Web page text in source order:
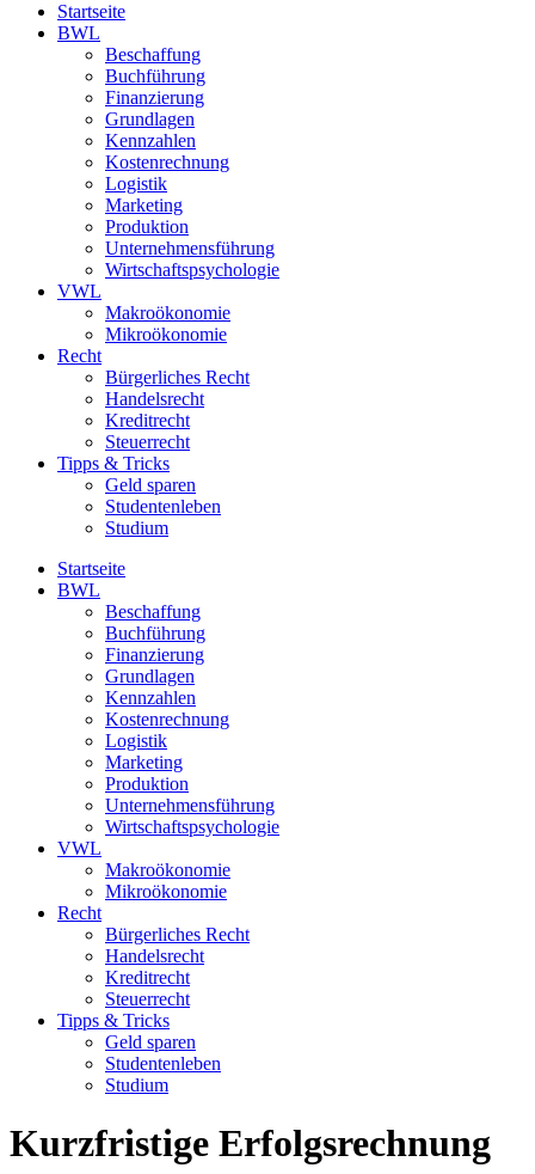
Startseite
BWL
Beschaffung
Buchführung
Finanzierung
Grundlagen
Kennzahlen
Kostenrechnung
Logistik
Marketing
Produktion
Unternehmensführung
Wirtschaftspsychologie
VWL
Makroökonomie
Mikroökonomie
Recht
Bürgerliches Recht
Handelsrecht
Kreditrecht
Steuerrecht
Tipps & Tricks
Geld sparen
Studentenleben
Studium
Startseite
BWL
Beschaffung
Buchführung
Finanzierung
Grundlagen
Kennzahlen
Kostenrechnung
Logistik
Marketing
Produktion
Unternehmensführung
Wirtschaftspsychologie
VWL
Makroökonomie
Mikroökonomie
Recht
Bürgerliches Recht
Handelsrecht
Kreditrecht
Steuerrecht
Tipps & Tricks
Geld sparen
Studentenleben
Studium
Kurzfristige Erfolgsrechnung